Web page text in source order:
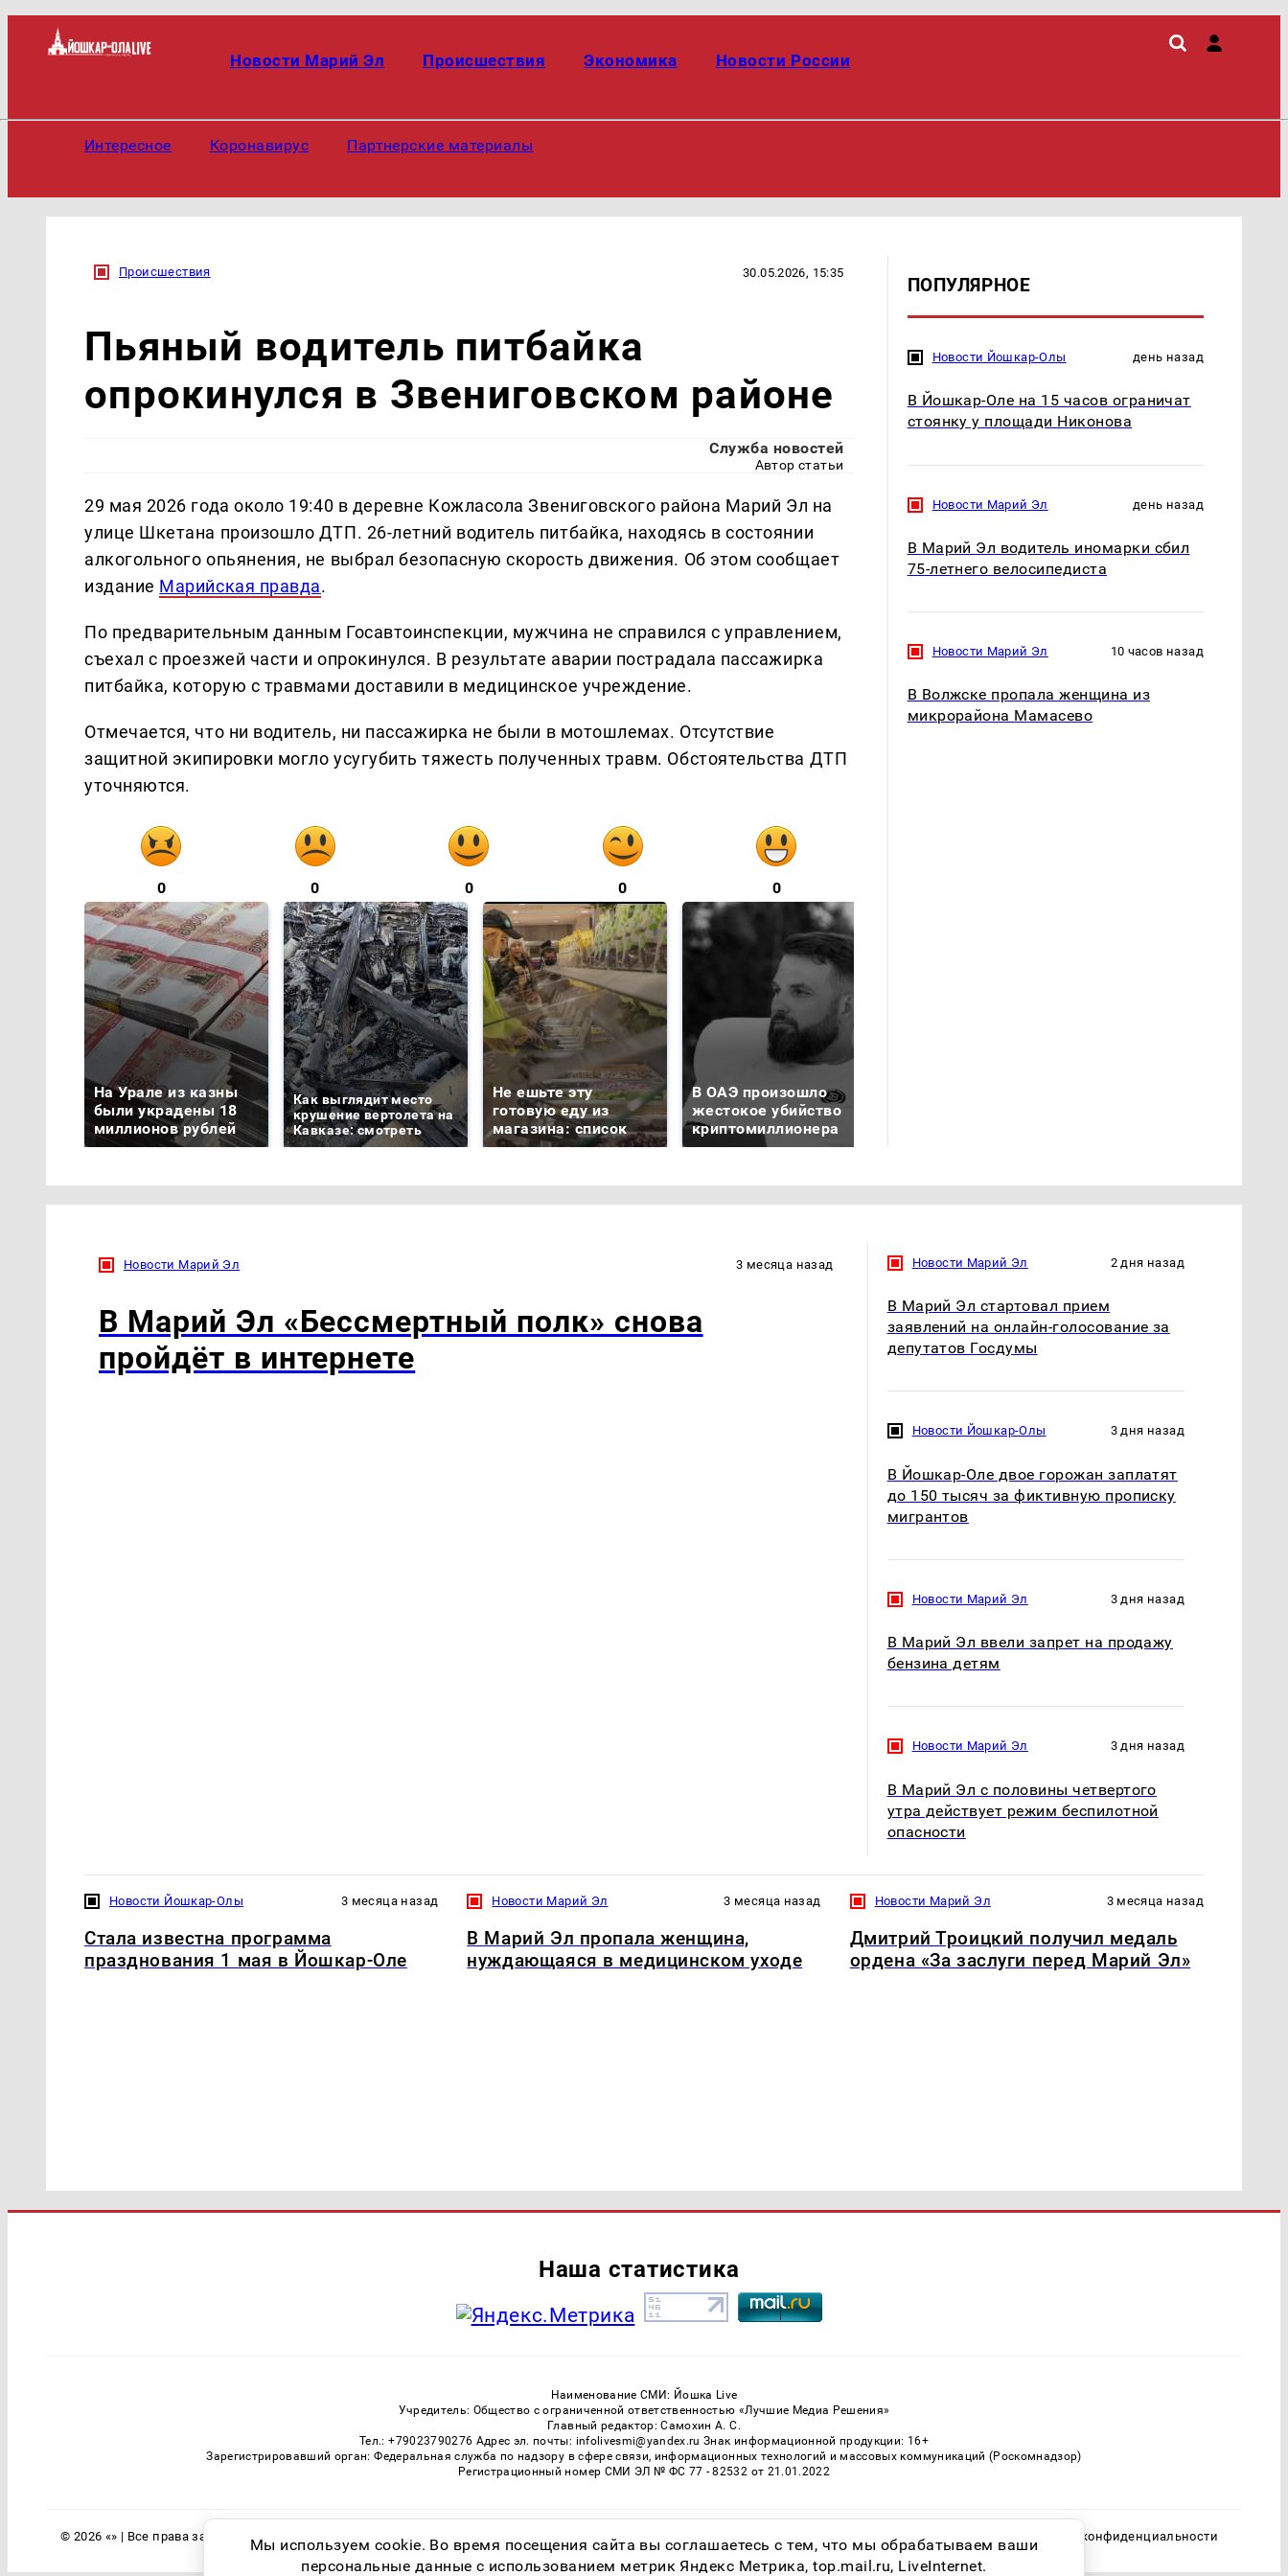
Новости Марий Эл Происшествия Экономика Новости России
Интересное Коронавирус Партнерские материалы
Происшествия 30.05.2026, 15:35
Пьяный водитель питбайка
опрокинулся в Звениговском районе
Служба новостей
Автор статьи
29 мая 2026 года около 19:40 в деревне Кожласола Звениговского района Марий Эл на
улице Шкетана произошло ДТП. 26-летний водитель питбайка, находясь в состоянии
алкогольного опьянения, не выбрал безопасную скорость движения. Об этом сообщает
издание Марийская правда.
По предварительным данным Госавтоинспекции, мужчина не справился с управлением,
съехал с проезжей части и опрокинулся. В результате аварии пострадала пассажирка
питбайка, которую с травмами доставили в медицинское учреждение.
Отмечается, что ни водитель, ни пассажирка не были в мотошлемах. Отсутствие
защитной экипировки могло усугубить тяжесть полученных травм. Обстоятельства ДТП
уточняются.
0 0 0 0 0
На Урале из казны
были украдены 18
миллионов рублей
Как выглядит место
крушение вертолета на
Кавказе: смотреть
Не ешьте эту
готовую еду из
магазина: список
В ОАЭ произошло
жестокое убийство
криптомиллионера
ПОПУЛЯРНОЕ
Новости Йошкар-Олы день назад
В Йошкар-Оле на 15 часов ограничат
стоянку у площади Никонова
Новости Марий Эл день назад
В Марий Эл водитель иномарки сбил
75-летнего велосипедиста
Новости Марий Эл 10 часов назад
В Волжске пропала женщина из
микрорайона Мамасево
Новости Марий Эл 3 месяца назад
В Марий Эл «Бессмертный полк» снова
пройдёт в интернете
Новости Марий Эл 2 дня назад
В Марий Эл стартовал прием
заявлений на онлайн-голосование за
депутатов Госдумы
Новости Йошкар-Олы 3 дня назад
В Йошкар-Оле двое горожан заплатят
до 150 тысяч за фиктивную прописку
мигрантов
Новости Марий Эл 3 дня назад
В Марий Эл ввели запрет на продажу
бензина детям
Новости Марий Эл 3 дня назад
В Марий Эл с половины четвертого
утра действует режим беспилотной
опасности
Новости Йошкар-Олы 3 месяца назад
Стала известна программа
празднования 1 мая в Йошкар-Оле
Новости Марий Эл 3 месяца назад
В Марий Эл пропала женщина,
нуждающаяся в медицинском уходе
Новости Марий Эл 3 месяца назад
Дмитрий Троицкий получил медаль
ордена «За заслуги перед Марий Эл»
Наша статистика
Наименование СМИ: Йошка Live
Учредитель: Общество с ограниченной ответственностью «Лучшие Медиа Решения»
Главный редактор: Самохин А. С.
Тел.: +79023790276 Адрес эл. почты: infolivesmi@yandex.ru Знак информационной продукции: 16+
Зарегистрировавший орган: Федеральная служба по надзору в сфере связи, информационных технологий и массовых коммуникаций (Роскомнадзор)
Регистрационный номер СМИ ЭЛ № ФС 77 - 82532 от 21.01.2022
© 2026 «» | Все права защищены Возрастная категория сайта 16+ Политика конфиденциальности
Мы используем cookie. Во время посещения сайта вы соглашаетесь с тем, что мы обрабатываем ваши
персональные данные с использованием метрик Яндекс Метрика, top.mail.ru, LiveInternet.